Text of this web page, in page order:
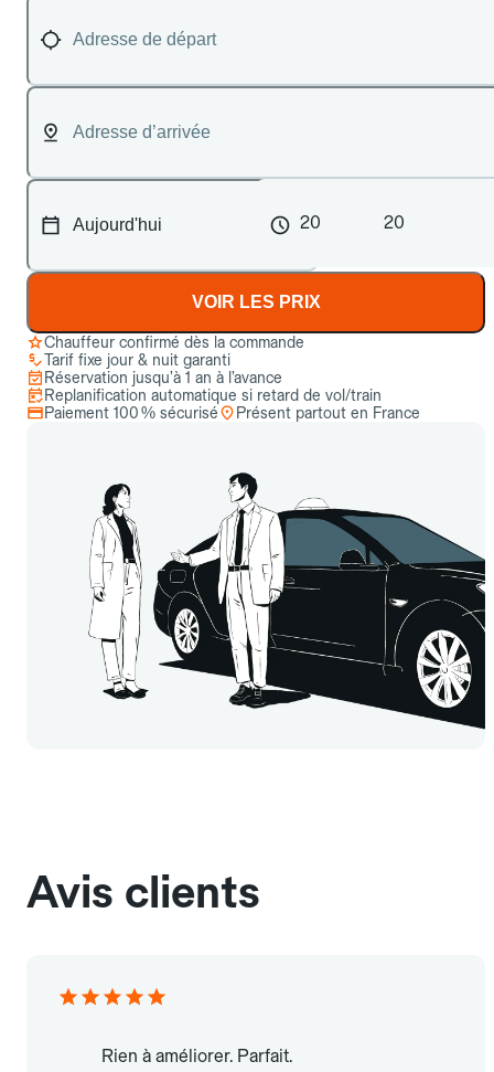
20 20
VOIR LES PRIX
Chauffeur confirmé dès la commande
Tarif fixe jour & nuit garanti
Réservation jusqu’à 1 an à l’avance
Replanification automatique si retard de vol/train
Paiement 100 % sécurisé
Présent partout en France
Avis clients
Rien à améliorer. Parfait.